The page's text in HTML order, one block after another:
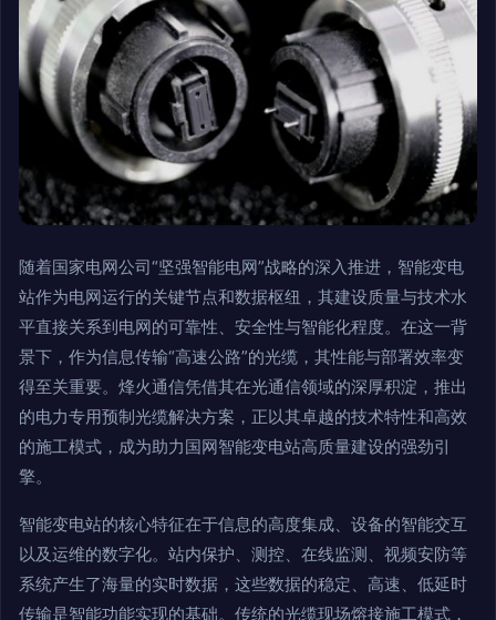
随着国家电网公司“坚强智能电网”战略的深入推进，智能变电
站作为电网运行的关键节点和数据枢纽，其建设质量与技术水
平直接关系到电网的可靠性、安全性与智能化程度。在这一背
景下，作为信息传输“高速公路”的光缆，其性能与部署效率变
得至关重要。烽火通信凭借其在光通信领域的深厚积淀，推出
的电力专用预制光缆解决方案，正以其卓越的技术特性和高效
的施工模式，成为助力国网智能变电站高质量建设的强劲引
擎。
智能变电站的核心特征在于信息的高度集成、设备的智能交互
以及运维的数字化。站内保护、测控、在线监测、视频安防等
系统产生了海量的实时数据，这些数据的稳定、高速、低延时
传输是智能功能实现的基础。传统的光缆现场熔接施工模式，